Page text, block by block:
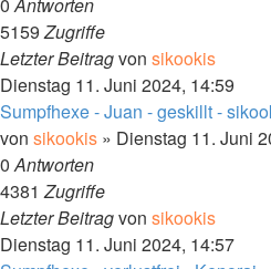
5159Zugriffe
Letzter Beitragvon sikookis
Dienstag 11. Juni 2024, 14:59
Sumpfhexe - Juan - geskillt -
von sikookis » Dienstag 11. Juni
0Antworten
4381Zugriffe
Letzter Beitragvon sikookis
Dienstag 11. Juni 2024, 14:57